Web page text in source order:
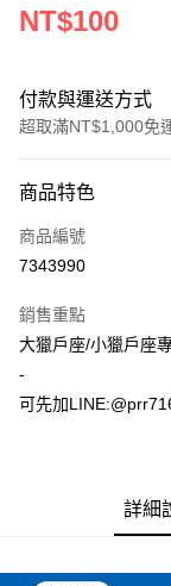
NT$100
付款與運送方式
超取滿NT$1,000免
信用卡一次付款
超商取貨付款
ATM付款
運送方式
7-11取貨付款(安全
商品特色
商品編號
7343990
銷售重點
大獵戶座/小獵戶座
-
可先加
詳細